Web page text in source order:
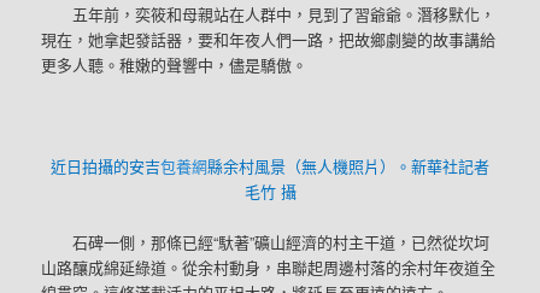
五年前，奕筱和母親站在人群中，見到了習爺爺。潛移默化，
現在，她拿起發話器，要和年夜人們一路，把故鄉劇變的故事講給
更多人聽。稚嫩的聲響中，儘是驕傲。
近日拍攝的安吉包養網縣余村風景（無人機照片）。新華社記者
毛竹 攝
石碑一側，那條已經“馱著”礦山經濟的村主干道，已然從坎坷
山路釀成綿延綠道。從余村動身，串聯起周邊村落的余村年夜道全